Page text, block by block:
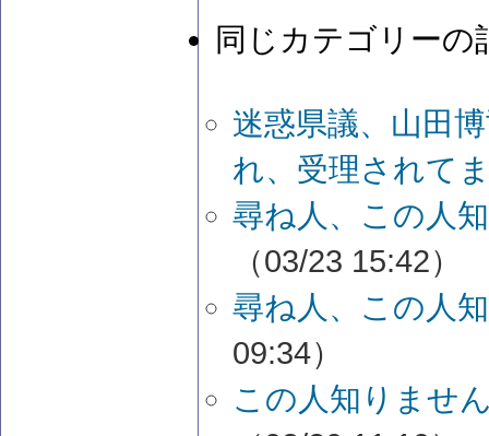
同じカテゴリーの
迷惑県議、山田
れ、受理されて
尋ね人、この人
（03/23 15:42）
尋ね人、この人
09:34）
この人知りませ